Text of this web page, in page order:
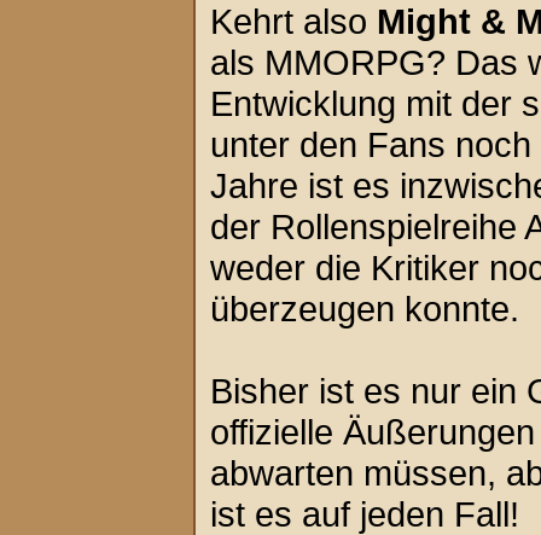
Kehrt also Might &
als MMORPG? Das
Entwicklung mit der
unter den Fans
Jahre ist es
der Rollenspielreihe
weder die Kritiker
überzeugen konnte.
Bisher ist es nur ein
offizielle
abwarten müssen,
ist es auf jeden Fall!